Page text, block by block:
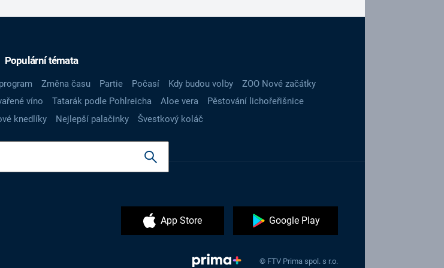
Populární témata
Změna času Partie Počasí Kdy budou volby
ZOO Nové začátky
víno Tatarák podle Pohlreicha Aloe vera
Pěstování lichořeřišnice
knedlíky Nejlepší palačinky Švestkový koláč
App Store Google Play
© FTV Prima spol. s r.o.